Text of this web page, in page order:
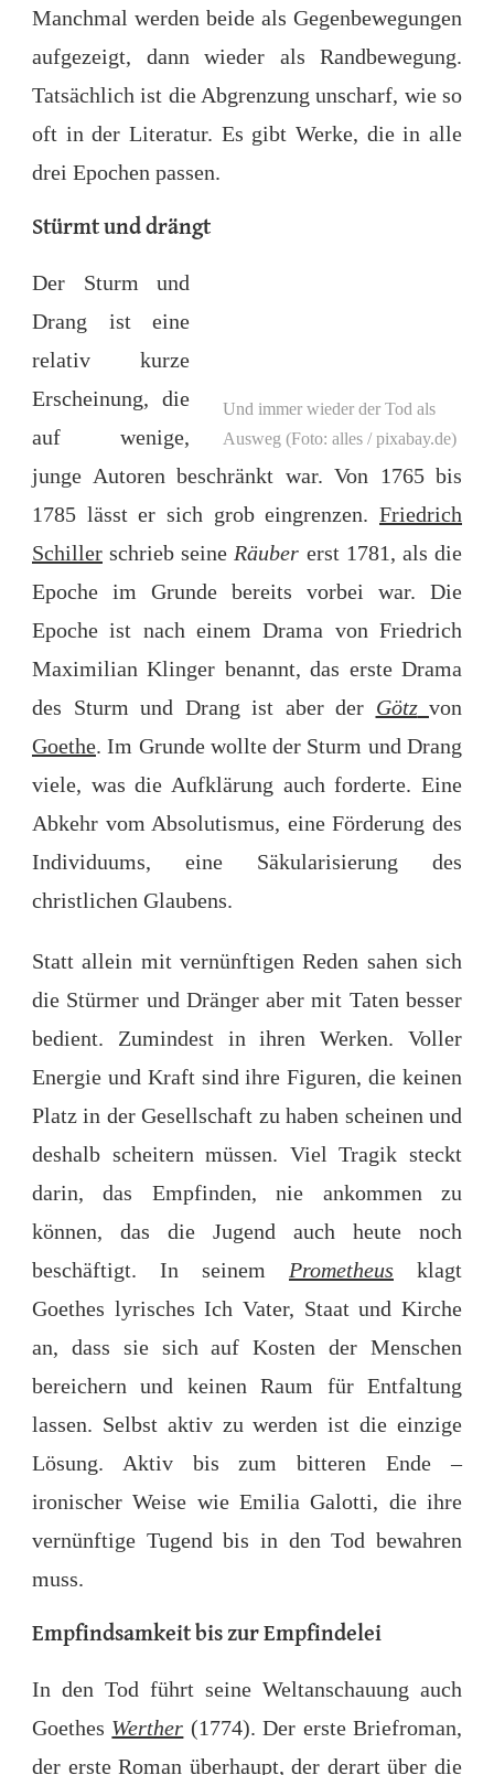
Manchmal werden beide als Gegenbewegungen
aufgezeigt, dann wieder als Randbewegung.
Tatsächlich ist die Abgrenzung unscharf, wie so
oft in der Literatur. Es gibt Werke, die in alle
drei Epochen passen.
Stürmt und drängt
Und immer wieder der Tod als
Ausweg (Foto: alles / pixabay.de)
Der Sturm und
Drang ist eine
relativ kurze
Erscheinung, die
auf wenige,
junge Autoren beschränkt war. Von 1765 bis
1785 lässt er sich grob eingrenzen. Friedrich
Schiller schrieb seine Räuber erst 1781, als die
Epoche im Grunde bereits vorbei war. Die
Epoche ist nach einem Drama von Friedrich
Maximilian Klinger benannt, das erste Drama
des Sturm und Drang ist aber der Götz von
Goethe. Im Grunde wollte der Sturm und Drang
viele, was die Aufklärung auch forderte. Eine
Abkehr vom Absolutismus, eine Förderung des
Individuums, eine Säkularisierung des
christlichen Glaubens.
Statt allein mit vernünftigen Reden sahen sich
die Stürmer und Dränger aber mit Taten besser
bedient. Zumindest in ihren Werken. Voller
Energie und Kraft sind ihre Figuren, die keinen
Platz in der Gesellschaft zu haben scheinen und
deshalb scheitern müssen. Viel Tragik steckt
darin, das Empfinden, nie ankommen zu
können, das die Jugend auch heute noch
beschäftigt. In seinem Prometheus klagt
Goethes lyrisches Ich Vater, Staat und Kirche
an, dass sie sich auf Kosten der Menschen
bereichern und keinen Raum für Entfaltung
lassen. Selbst aktiv zu werden ist die einzige
Lösung. Aktiv bis zum bitteren Ende –
ironischer Weise wie Emilia Galotti, die ihre
vernünftige Tugend bis in den Tod bewahren
muss.
Empfindsamkeit bis zur Empfindelei
In den Tod führt seine Weltanschauung auch
Goethes Werther (1774). Der erste Briefroman,
der erste Roman überhaupt, der derart über die